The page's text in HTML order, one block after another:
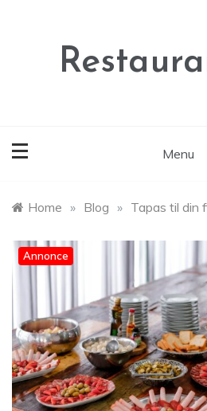
Menu
Home » Blog » Tapas til din
Annonce